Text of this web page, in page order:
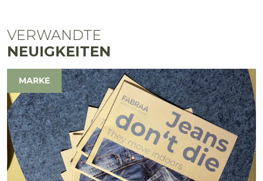
VERWANDTE
NEUIGKEITEN
MARKE